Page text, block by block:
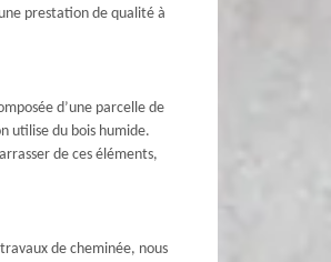
prestation de qualité à
d’une parcelle de
utilise du bois humide.
de ces éléments,
de cheminée, nous